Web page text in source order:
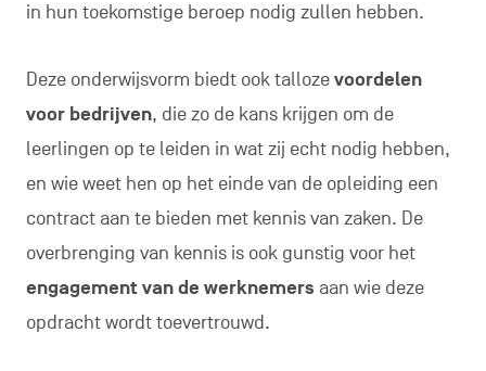
in hun toekomstige beroep nodig zullen hebben.
Deze onderwijsvorm biedt ook tallozevoordelen
voor bedrijven, die zo de kans krijgen om de
leerlingen op te leiden in wat zij echt nodig hebben,
en wie weet hen op het einde van de opleiding een
contract aan te bieden met kennis van zaken. De
overbrenging van kennis is ook gunstig voor het
engagement van de werknemers aan wie deze
opdracht wordt toevertrouwd.